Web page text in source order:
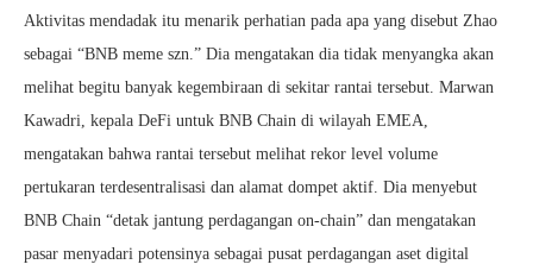
Aktivitas mendadak itu menarik perhatian pada apa yang disebut Zhao
sebagai “BNB meme szn.” Dia mengatakan dia tidak menyangka akan
melihat begitu banyak kegembiraan di sekitar rantai tersebut. Marwan
Kawadri, kepala DeFi untuk BNB Chain di wilayah EMEA,
mengatakan bahwa rantai tersebut melihat rekor level volume
pertukaran terdesentralisasi dan alamat dompet aktif. Dia menyebut
BNB Chain “detak jantung perdagangan on-chain” dan mengatakan
pasar menyadari potensinya sebagai pusat perdagangan aset digital